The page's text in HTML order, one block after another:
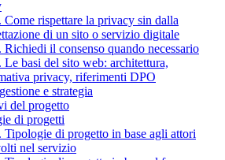
Come rispettare la privacy sin dalla
di un sito o servizio digitale
Richiedi il consenso quando necessario
Le basi del sito web: architettura,
privacy, riferimenti DPO
e strategia
del progetto
di progetti
Tipologie di progetto in base agli attori
nel servizio